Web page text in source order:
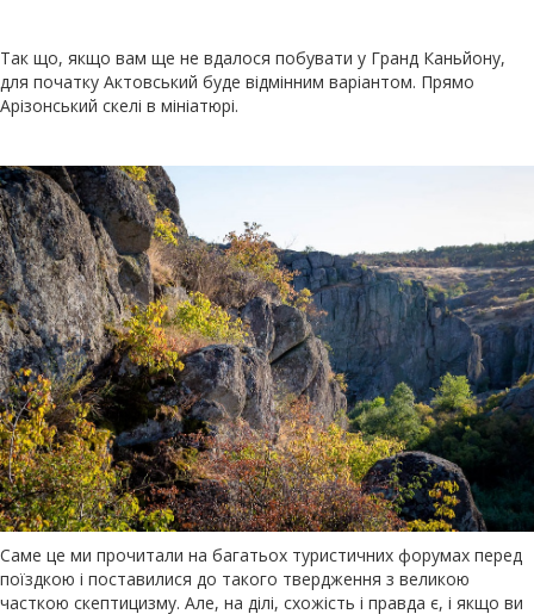
Так що, якщо вам ще не вдалося побувати у Гранд Каньйону,
для початку Актовський буде відмінним варіантом. Прямо
Арізонський скелі в мініатюрі.
Саме це ми прочитали на багатьох туристичних форумах перед
поїздкою і поставилися до такого твердження з великою
часткою скептицизму. Але, на ділі, схожість і правда є, і якщо ви